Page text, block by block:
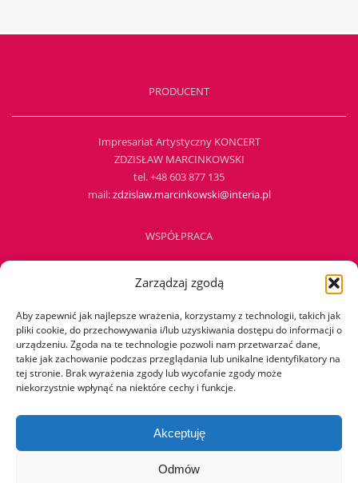
Zarządzaj zgodą
Aby zapewnić jak najlepsze wrażenia, korzystamy z technologii, takich jak
pliki cookie, do przechowywania i/lub uzyskiwania dostępu do informacji o
urządzeniu. Zgoda na te technologie pozwoli nam przetwarzać dane,
takie jak zachowanie podczas przeglądania lub unikalne identyfikatory na
tej stronie. Brak wyrażenia zgody lub wycofanie zgody może
niekorzystnie wpłynąć na niektóre cechy i funkcje.
Akceptuję
Odmów
PRODUCENT
Impresariat Artystyczny KONCERT
ZDZISŁAW MARCINKOWSKI
tel. +48 603 877 135
mail:zdzislaw.marcinkowski@interia.pl
WSPÓŁPRACA
TEATR MY
mail:berg.m@teatrMY.pl
PATRONAT